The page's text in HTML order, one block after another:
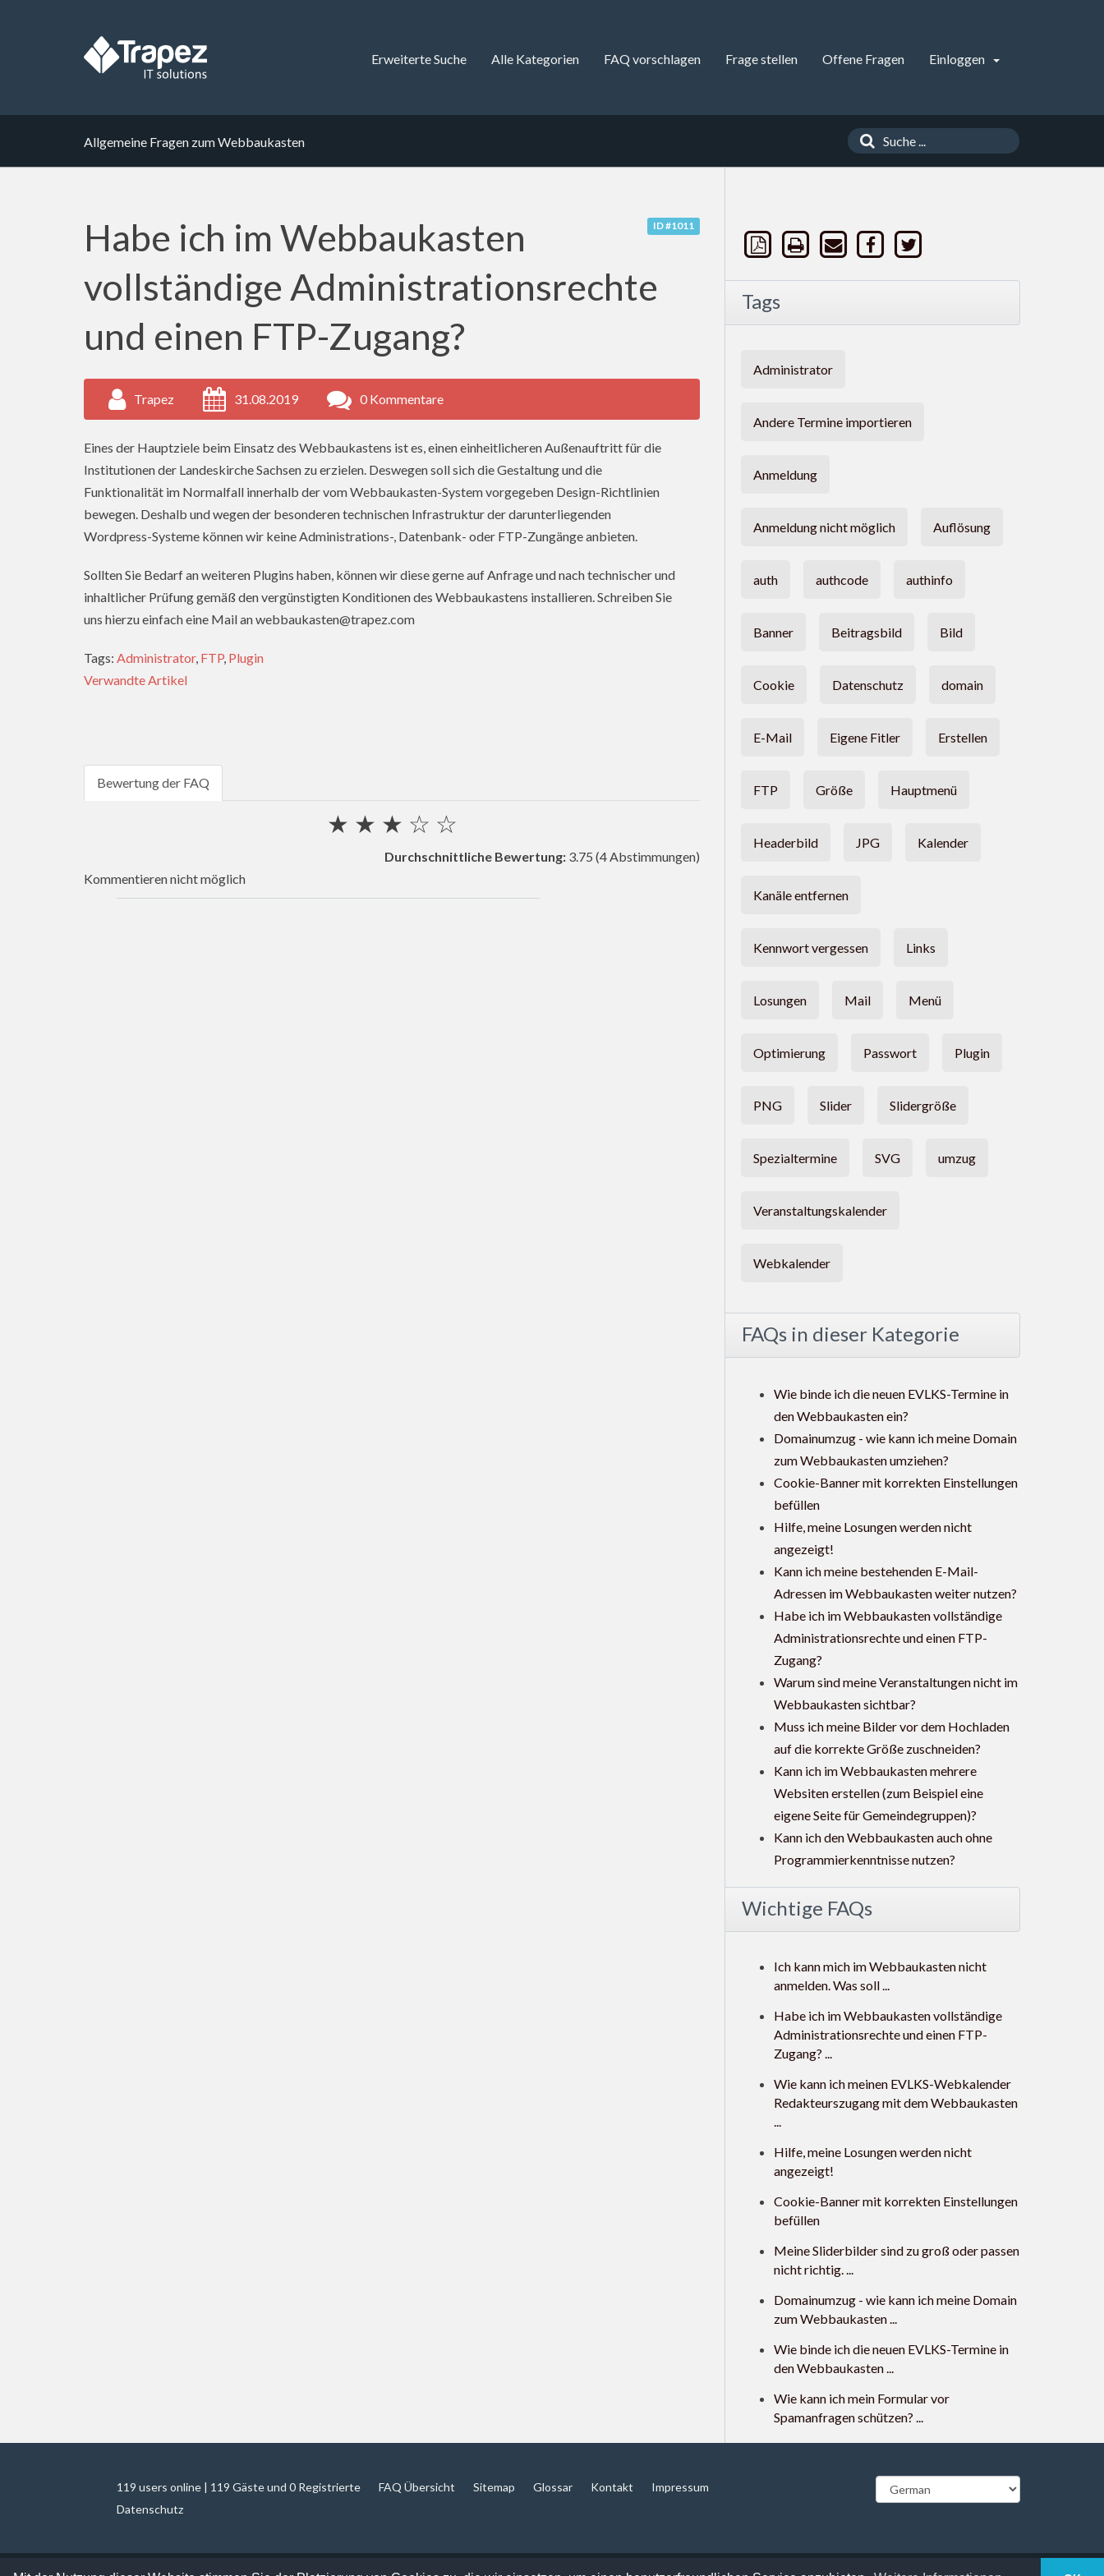
Erweiterte Suche Alle Kategorien FAQ vorschlagen Frage stellen Offene Fragen Einloggen
Allgemeine Fragen zum Webbaukasten
ID #1011
Habe ich im Webbaukasten
vollständige Administrationsrechte
und einen FTP-Zugang?
Trapez 31.08.2019 0 Kommentare
Eines der Hauptziele beim Einsatz des Webbaukastens ist es, einen einheitlicheren Außenauftritt für die
Institutionen der Landeskirche Sachsen zu erzielen. Deswegen soll sich die Gestaltung und die
Funktionalität im Normalfall innerhalb der vom Webbaukasten-System vorgegeben Design-Richtlinien
bewegen. Deshalb und wegen der besonderen technischen Infrastruktur der darunterliegenden
Wordpress-Systeme können wir keine Administrations-, Datenbank- oder FTP-Zungänge anbieten.
Sollten Sie Bedarf an weiteren Plugins haben, können wir diese gerne auf Anfrage und nach technischer und
inhaltlicher Prüfung gemäß den vergünstigten Konditionen des Webbaukastens installieren. Schreiben Sie
uns hierzu einfach eine Mail an webbaukasten@trapez.com
Tags: Administrator, FTP, Plugin
Verwandte Artikel
Bewertung der FAQ
☆
☆
★
★
★
Durchschnittliche Bewertung: 3.75 (4 Abstimmungen)
Kommentieren nicht möglich
Tags
Administrator
Andere Termine importieren
Anmeldung
Anmeldung nicht möglich Auflösung
auth authcode authinfo
Banner Beitragsbild Bild
Cookie Datenschutz domain
E-Mail Eigene Fitler Erstellen
FTP Größe Hauptmenü
Headerbild JPG Kalender
Kanäle entfernen
Kennwort vergessen Links
Losungen Mail Menü
Optimierung Passwort Plugin
PNG Slider Slidergröße
Spezialtermine SVG umzug
Veranstaltungskalender
Webkalender
FAQs in dieser Kategorie
Wie binde ich die neuen EVLKS-Termine in
den Webbaukasten ein?
Domainumzug - wie kann ich meine Domain
zum Webbaukasten umziehen?
Cookie-Banner mit korrekten Einstellungen
befüllen
Hilfe, meine Losungen werden nicht
angezeigt!
Kann ich meine bestehenden E-Mail-
Adressen im Webbaukasten weiter nutzen?
Habe ich im Webbaukasten vollständige
Administrationsrechte und einen FTP-
Zugang?
Warum sind meine Veranstaltungen nicht im
Webbaukasten sichtbar?
Muss ich meine Bilder vor dem Hochladen
auf die korrekte Größe zuschneiden?
Kann ich im Webbaukasten mehrere
Websiten erstellen (zum Beispiel eine
eigene Seite für Gemeindegruppen)?
Kann ich den Webbaukasten auch ohne
Programmierkenntnisse nutzen?
Wichtige FAQs
Ich kann mich im Webbaukasten nicht
anmelden. Was soll ...
Habe ich im Webbaukasten vollständige
Administrationsrechte und einen FTP-
Zugang? ...
Wie kann ich meinen EVLKS-Webkalender
Redakteurszugang mit dem Webbaukasten
...
Hilfe, meine Losungen werden nicht
angezeigt!
Cookie-Banner mit korrekten Einstellungen
befüllen
Meine Sliderbilder sind zu groß oder passen
nicht richtig. ...
Domainumzug - wie kann ich meine Domain
zum Webbaukasten ...
Wie binde ich die neuen EVLKS-Termine in
den Webbaukasten ...
Wie kann ich mein Formular vor
Spamanfragen schützen? ...
119 users online | 119 Gäste und 0 Registrierte FAQ Übersicht Sitemap Glossar Kontakt
Impressum
Datenschutz